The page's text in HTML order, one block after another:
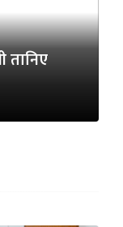
तानिए